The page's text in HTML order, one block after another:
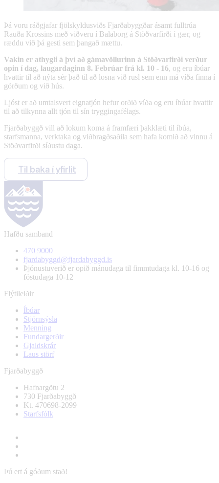
Þá voru ráðgjafar fjölskyldusviðs Fjarðabyggðar ásamt fulltrúa
Rauða Krossins með viðveru í Balaborg á Stöðvarfirði í gær, og
ræddu við þá gesti sem þangað mættu.
Vakin er athygli á því að gámavöllurinn á Stöðvarfirði verður
opin í dag, laugardaginn 8. Febrúar frá kl. 10 - 16, og eru íbúar
hvattir til að nýta sér það til að losna við rusl sem enn má víða finna í
görðum og við hús.
Ljóst er að umtalsvert eignatjón hefur orðið víða og eru íbúar hvattir
til að tilkynna allt tjón til sín tryggingafélags.
Fjarðabyggð vill að lokum koma á framfæri þakklæti til íbúa,
starfsmanna, verktaka og viðbragðsaðila sem hafa komið að vinnu á
Stöðvarfirði síðustu daga.
Til baka í yfirlit
Hafðu samband
470 9000
fjardabyggd@fjardabyggd.is
Þjónustuverið er opið mánudaga til fimmtudaga kl. 10-16 og
föstudaga 10-12
Flýtileiðir
Íbúar
Stjórnsýsla
Menning
Fundargerðir
Gjaldskrár
Laus störf
Fjarðabyggð
Hafnargötu 2
730 Fjarðabyggð
Kt. 470698-2099
Starfsfólk
Þú ert á góðum stað!